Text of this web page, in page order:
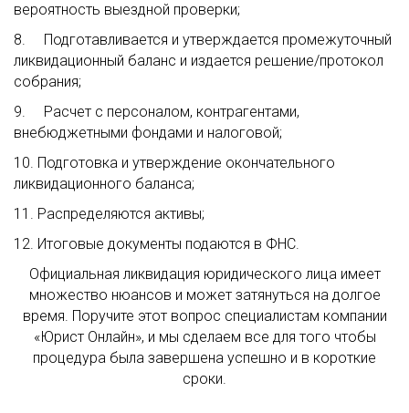
вероятность выездной проверки;
8. Подготавливается и утверждается промежуточный
ликвидационный баланс и издается решение/протокол
собрания;
9. Расчет с персоналом, контрагентами,
внебюджетными фондами и налоговой;
10. Подготовка и утверждение окончательного
ликвидационного баланса;
11. Распределяются активы;
12. Итоговые документы подаются в ФНС.
Официальная ликвидация юридического лица имеет
множество нюансов и может затянуться на долгое
время. Поручите этот вопрос специалистам компании
«Юрист Онлайн», и мы сделаем все для того чтобы
процедура была завершена успешно и в короткие
сроки.